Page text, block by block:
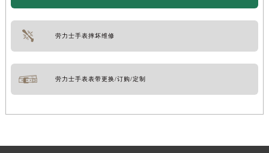
劳力士手表摔坏维修
劳力士手表表带更换/订购/定制